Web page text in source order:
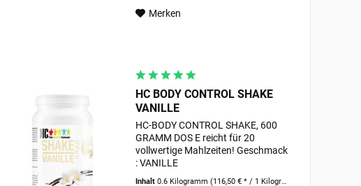
schwarzes...
Merken
HC BODY CONTROL SHAKE
VANILLE
HC-BODY CONTROL SHAKE, 600
GRAMM DOS E reicht für 20
vollwertige Mahlzeiten! Geschmack
: VANILLE
Inhalt0.6 Kilogramm(116,50 € * / 1 Kilogramm)